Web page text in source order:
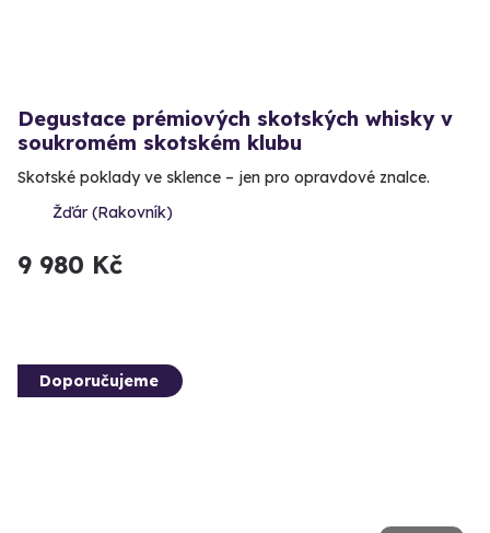
Degustace prémiových skotských whisky v
soukromém skotském klubu
Skotské poklady ve sklence – jen pro opravdové znalce.
Žďár (Rakovník)
9 980 Kč
Doporučujeme